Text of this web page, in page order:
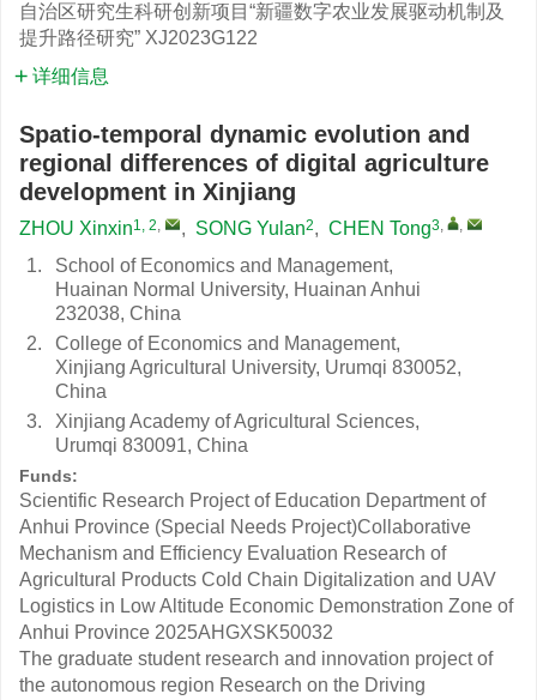
自治区研究生科研创新项目“新疆数字农业发展驱动机制及
提升路径研究” XJ2023G122
详细信息
Spatio-temporal dynamic evolution and
regional differences of digital agriculture
development in Xinjiang
ZHOU Xinxin1, 2, , SONG Yulan2, CHEN Tong3, ,
1.
School of Economics and Management,
Huainan Normal University, Huainan Anhui
232038, China
2.
College of Economics and Management,
Xinjiang Agricultural University, Urumqi 830052,
China
3.
Xinjiang Academy of Agricultural Sciences,
Urumqi 830091, China
Funds:
Scientific Research Project of Education Department of
Anhui Province (Special Needs Project)Collaborative
Mechanism and Efficiency Evaluation Research of
Agricultural Products Cold Chain Digitalization and UAV
Logistics in Low Altitude Economic Demonstration Zone of
Anhui Province 2025AHGXSK50032
The graduate student research and innovation project of
the autonomous region Research on the Driving